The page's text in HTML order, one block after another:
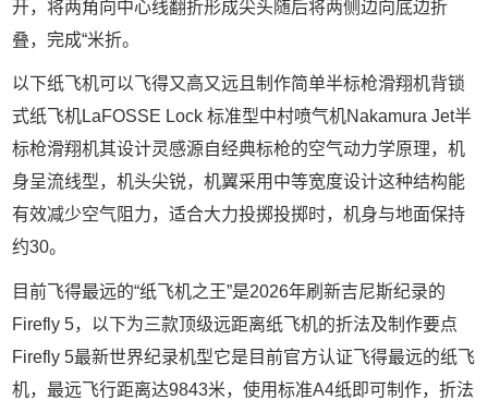
开，将两角向中心线翻折形成尖头随后将两侧边向底边折
叠，完成“米折。
以下纸飞机可以飞得又高又远且制作简单半标枪滑翔机背锁
式纸飞机LaFOSSE Lock 标准型中村喷气机Nakamura Jet半
标枪滑翔机其设计灵感源自经典标枪的空气动力学原理，机
身呈流线型，机头尖锐，机翼采用中等宽度设计这种结构能
有效减少空气阻力，适合大力投掷投掷时，机身与地面保持
约30。
目前飞得最远的“纸飞机之王”是2026年刷新吉尼斯纪录的
Firefly 5，以下为三款顶级远距离纸飞机的折法及制作要点
Firefly 5最新世界纪录机型它是目前官方认证飞得最远的纸飞
机，最远飞行距离达9843米，使用标准A4纸即可制作，折法